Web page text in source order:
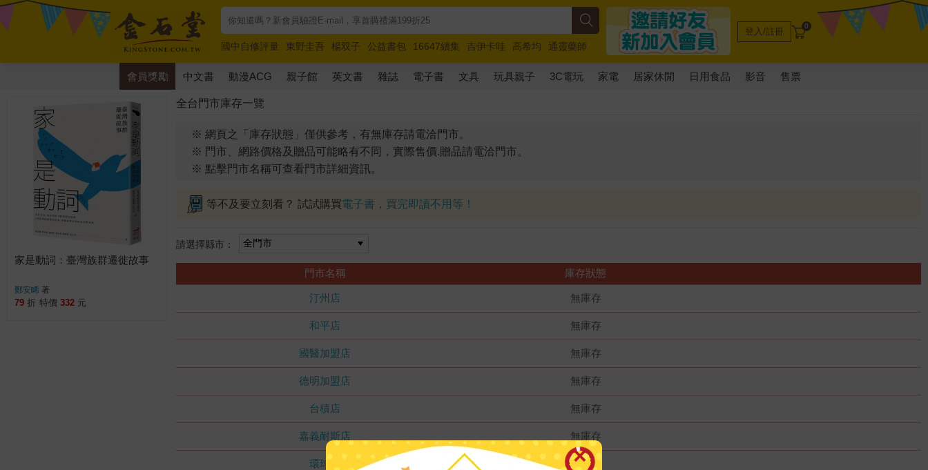
國中自修評量 東野圭吾 楊双子 公益書包 16647續集 吉伊卡哇 高希均
通靈藥師
唯紅花綻放
奧德賽 路邊攤新作 馬斯克 玩具總動員5 超慢跑
登入/註冊 0
會員獎勵 中文書 動漫ACG 親子館 英文書 雜誌 電子書 文具 玩具親子 3C電玩 家電 居家休閒 日用食品 影音 售票
全台門市庫存一覽
※ 網頁之「庫存狀態」僅供參考，有無庫存請電洽門市。
※ 門市、網路價格及贈品可能略有不同，實際售價.贈品請電洽門市。
※ 點擊門市名稱可查看門市詳細資訊。
等不及要立刻看？ 試試購買電子書，買完即讀不用等！
請選擇縣市：
門市名稱 庫存狀態
汀州店 無庫存
和平店 無庫存
國醫加盟店 無庫存
德明加盟店 無庫存
台積店 無庫存
嘉義耐斯店 無庫存
環球店 無庫存
家是動詞：臺灣族群遷徙故事
鄭安睎 著
79 折 特價 332 元